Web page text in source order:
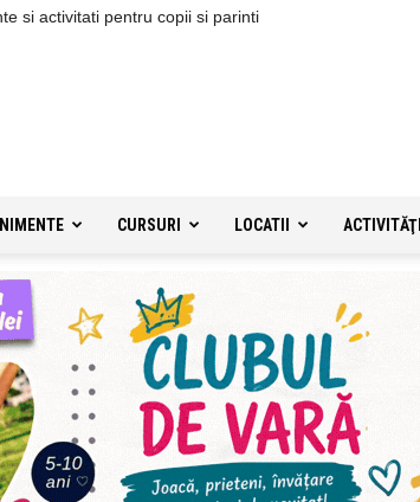
si activitati pentru copii si parinti
CURSURI LOCATII ACTIVITĂŢI